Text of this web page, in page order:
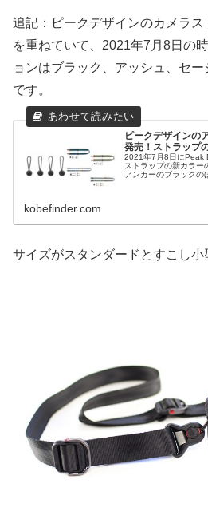
追記：ピークデザインのカメラ
を重ねていて、2021年7月8日の
ョンはブラック、アッシュ、セ
です。
ピークデザインの
発売！ストラップ
2021年7月8日にPeak
ストラップの新カラー
アンカーのブラックの
kobefinder.com
サイズがスタンダードとすこし小